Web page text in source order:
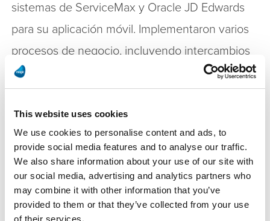
This website uses cookies
We use cookies to personalise content and ads, to
provide social media features and to analyse our traffic.
We also share information about your use of our site with
our social media, advertising and analytics partners who
may combine it with other information that you’ve
provided to them or that they’ve collected from your use
of their services.
sistemas de ServiceMax y Oracle JD Edwards
para su aplicación móvil. Implementaron varios
procesos de negocio, incluyendo intercambios
y actualizaciones automatizadas a pedidos de
y tiempo de nómina.
Los adaptadores preconstruidos de Magic junto
con su mapeador de dato visual “drag-and-
drop” permitieron que la integración se